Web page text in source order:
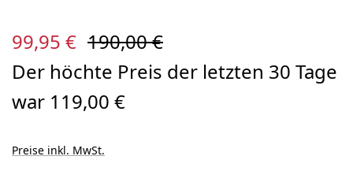
Verkaufspreis:
99,95 € Regulärer Preis:
190,00 €
Der höchte Preis der letzten 30 Tage
war 119,00 €
Preise inkl. MwSt.